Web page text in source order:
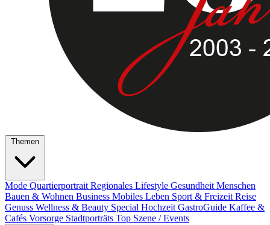
Themen
Mode Quartierportrait Regionales Lifestyle Gesundheit Menschen
Bauen & Wohnen Business Mobiles Leben Sport & Freizeit Reise
Genuss Wellness & Beauty Special Hochzeit GastroGuide Kaffee &
Cafés Vorsorge Stadtporträts Top Szene / Events